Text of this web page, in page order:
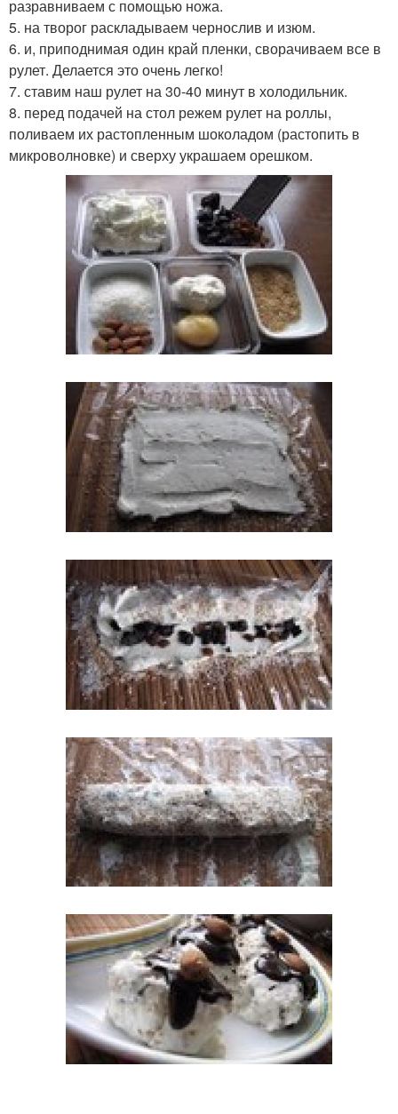
разравниваем с помощью ножа.
5. на творог раскладываем чернослив и изюм.
6. и, приподнимая один край пленки, сворачиваем все в
рулет. Делается это очень легко!
7. ставим наш рулет на 30-40 минут в холодильник.
8. перед подачей на стол режем рулет на роллы,
поливаем их растопленным шоколадом (растопить в
микроволновке) и сверху украшаем орешком.